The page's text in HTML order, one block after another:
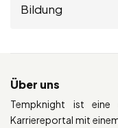
Bildung
Über uns
Tempknight ist eine
Karriereportal mit